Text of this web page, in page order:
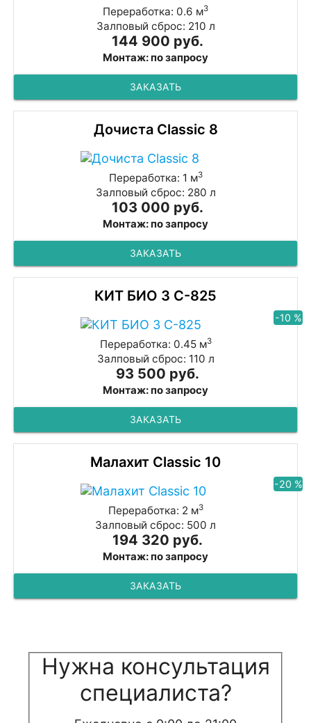
Переработка: 0.6 м3
Залповый сброс: 210 л
144 900 руб.
Монтаж: по запросу
ЗАКАЗАТЬ
Дочиста Classic 8
Переработка: 1 м3
Залповый сброс: 280 л
103 000 руб.
Монтаж: по запросу
ЗАКАЗАТЬ
КИТ БИО 3 С-825
-10 %
Переработка: 0.45 м3
Залповый сброс: 110 л
93 500 руб.
Монтаж: по запросу
ЗАКАЗАТЬ
Малахит Classic 10
-20 %
Переработка: 2 м3
Залповый сброс: 500 л
194 320 руб.
Монтаж: по запросу
ЗАКАЗАТЬ
Нужна консультация
специалиста?